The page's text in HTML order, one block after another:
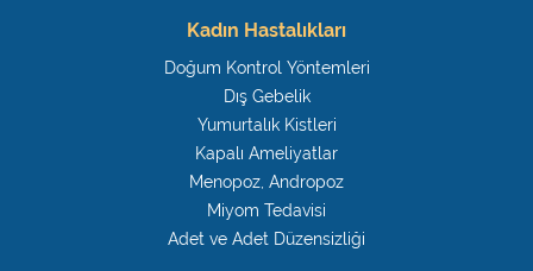
Kadın Hastalıkları
Doğum Kontrol Yöntemleri
Dış Gebelik
Yumurtalık Kistleri
Kapalı Ameliyatlar
Menopoz, Andropoz
Miyom Tedavisi
Adet ve Adet Düzensizliği